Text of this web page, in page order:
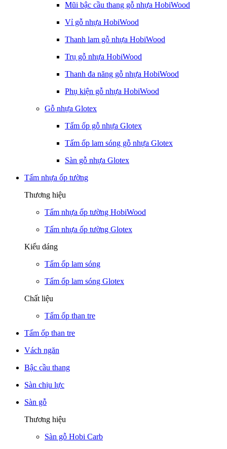
Mũi bậc cầu thang gỗ nhựa HobiWood
Vỉ gỗ nhựa HobiWood
Thanh lam gỗ nhựa HobiWood
Trụ gỗ nhựa HobiWood
Thanh đa năng gỗ nhựa HobiWood
Phụ kiện gỗ nhựa HobiWood
Gỗ nhựa Glotex
Tấm ốp gỗ nhựa Glotex
Tấm ốp lam sóng gỗ nhựa Glotex
Sàn gỗ nhựa Glotex
Tấm nhựa ốp tường
Thương hiệu
Tấm nhựa ốp tường HobiWood
Tấm nhựa ốp tường Glotex
Kiểu dáng
Tấm ốp lam sóng
Tấm ốp lam sóng Glotex
Chất liệu
Tấm ốp than tre
Tấm ốp than tre
Vách ngăn
Bậc cầu thang
Sàn chịu lực
Sàn gỗ
Thương hiệu
Sàn gỗ Hobi Carb